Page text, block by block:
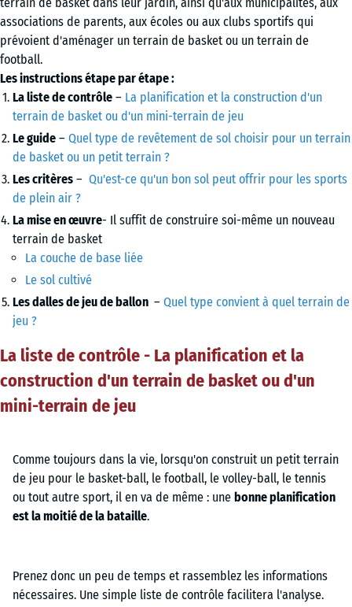
associations de parents, aux écoles ou aux clubs sportifs qui
prévoient d'aménager un terrain de basket ou un terrain de
football.
Les instructions étape par étape :
La liste de contrôle – La planification et la construction d'un
terrain de basket ou d'un mini-terrain de jeu
Le guide – Quel type de revêtement de sol choisir pour un terrain
de basket ou un petit terrain ?
Les critères – Qu'est-ce qu'un bon sol peut offrir pour les sports
de plein air ?
La mise en œuvre- Il suffit de construire soi-même un nouveau
terrain de basket
La couche de base liée
Le sol cultivé
Les dalles de jeu de ballon – Quel type convient à quel terrain de
jeu ?
La liste de contrôle - La planification et la
construction d'un terrain de basket ou d'un
mini-terrain de jeu
Comme toujours dans la vie, lorsqu'on construit un petit terrain
de jeu pour le basket-ball, le football, le volley-ball, le tennis
ou tout autre sport, il en va de même : une bonne planification
est la moitié de la bataille.
Prenez donc un peu de temps et rassemblez les informations
nécessaires. Une simple liste de contrôle facilitera l'analyse.